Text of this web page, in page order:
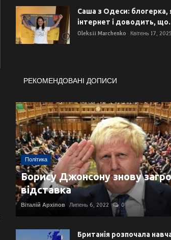
Саша з Одеси: блогерка,
інтернет і доводить,
Oleksii Marchenko Квітень 17, 2025
РЕКОМЕНДОВАНІ ДОПИСИ
Політика
Борису Джонсону знову
відставка
Віталій Архіпов Липень 6, 2022 0
Британія розпочала